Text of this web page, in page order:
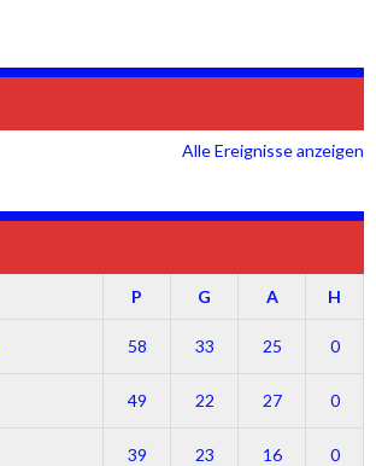
Alle Ereignisse anzeigen
P G A H
58 33 25 0
49 22 27 0
39 23 16 0